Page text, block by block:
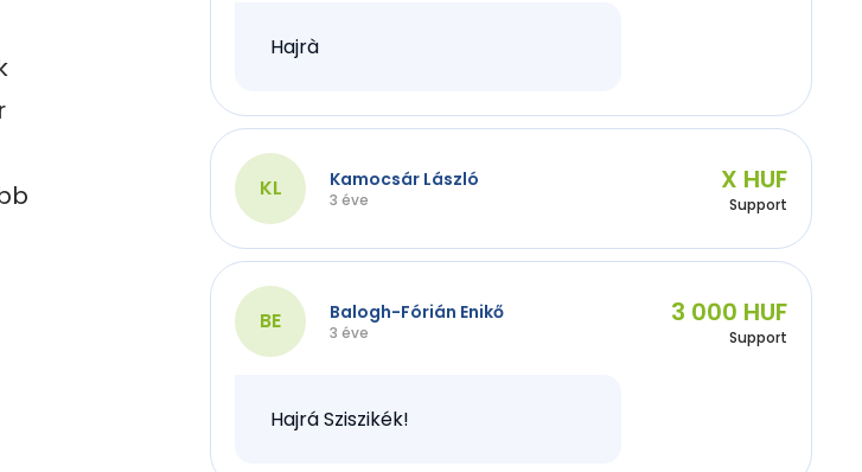
Hajrà
KL Kamocsár László
3 éve
X HUF
Support
BE Balogh-Fórián Enikő
3 éve
3 000 HUF
Support
Hajrá Sziszikék!